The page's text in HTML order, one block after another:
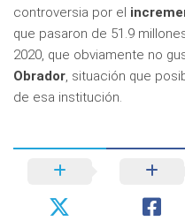
controversia por el
que pasaron de 51.9
2020, que obviamente no
Obrador, situación que
de esa institución.